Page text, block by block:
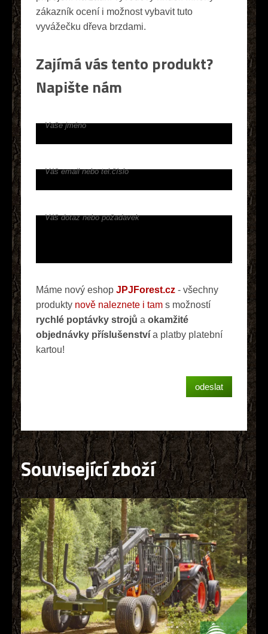
zákazník ocení i možnost vybavit tuto
vyvážečku dřeva brzdami.
Zajímá vás tento produkt?
Napište nám
Vaše jméno
Váš email nebo tel.číslo
Váš dotaz nebo požadavek
Máme nový eshop JPJForest.cz - všechny
produkty nově naleznete i tam s možností
rychlé poptávky strojů a okamžité
objednávky příslušenství a platby platební
kartou!
Související zboží